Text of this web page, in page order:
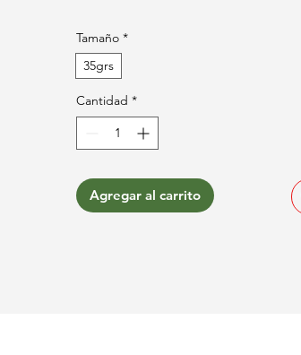
Tamaño *
35grs
Cantidad *
Agregar al carrito